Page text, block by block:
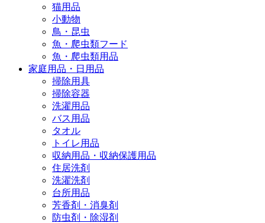
猫用品
小動物
鳥・昆虫
魚・爬虫類フード
魚・爬虫類用品
家庭用品・日用品
掃除用具
掃除容器
洗濯用品
バス用品
タオル
トイレ用品
収納用品・収納保護用品
住居洗剤
洗濯洗剤
台所用品
芳香剤・消臭剤
防虫剤・除湿剤